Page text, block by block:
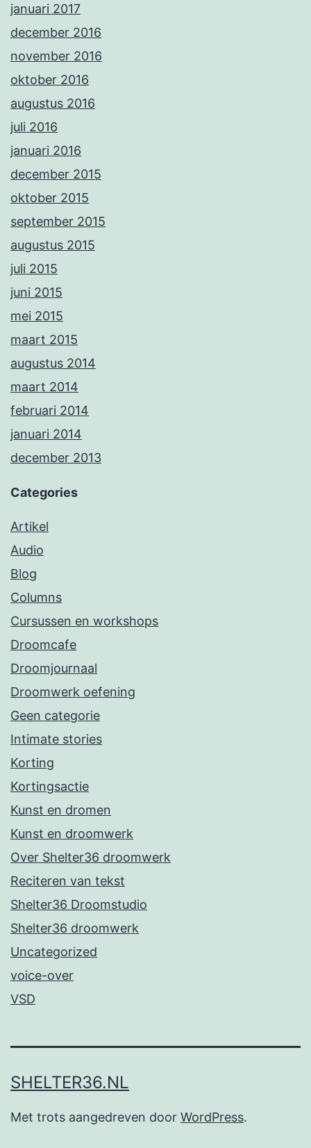
januari 2017
december 2016
november 2016
oktober 2016
augustus 2016
juli 2016
januari 2016
december 2015
oktober 2015
september 2015
augustus 2015
juli 2015
juni 2015
mei 2015
maart 2015
augustus 2014
maart 2014
februari 2014
januari 2014
december 2013
Categories
Artikel
Audio
Blog
Columns
Cursussen en workshops
Droomcafe
Droomjournaal
Droomwerk oefening
Geen categorie
Intimate stories
Korting
Kortingsactie
Kunst en dromen
Kunst en droomwerk
Over Shelter36 droomwerk
Reciteren van tekst
Shelter36 Droomstudio
Shelter36 droomwerk
Uncategorized
voice-over
VSD
SHELTER36.NL
Met trots aangedreven door WordPress.